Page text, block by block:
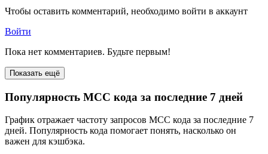
Чтобы оставить комментарий, необходимо войти в аккаунт
Войти
Пока нет комментариев. Будьте первым!
Показать ещё
Популярность MCC кода за последние 7 дней
График отражает частоту запросов MCC кода за последние 7
дней. Популярность кода помогает понять, насколько он
важен для кэшбэка.